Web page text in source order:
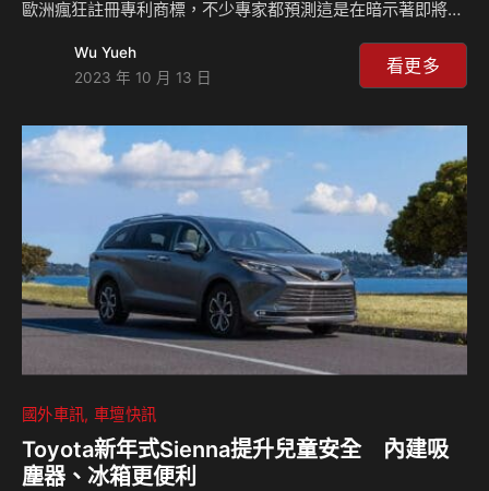
歐洲瘋狂註冊專利商標，不少專家都預測這是在暗示著即將推
四個，包含了LF-ZC、LF-ZL、LF-ZV以及LF-ZA，但可惜的
是只知道車輛的名稱而已，相關的資訊一概沒有提及。 現在
式，而且在每個名稱當中都包含了英文字母L、F以及Z，而根
據最近的歷史我們可以發現，Lexus的概念車大多使用LF作為
開頭，像是2018年底特律車展上發表的旗艦跨界概念車款LF-
1 Limitless，…
Wu Yueh
2023 年 10 月 13 日
看更多
國外車訊 車壇快訊
Toyota新年式Sienna提升兒童安全 內建吸
塵器、冰箱更便利